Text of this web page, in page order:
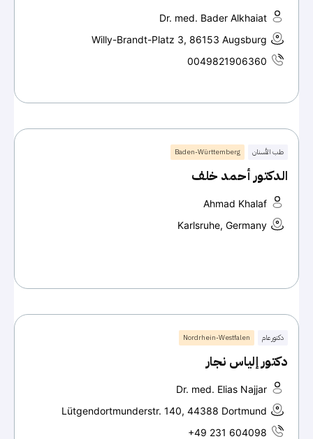
Dr. med. Bader Alkhaiat
Willy-Brandt-Platz 3, 86153 Augsburg
0049821906360
طب الأسنان Baden-Württemberg
الدكتور أحمد خلف
Ahmad Khalaf
Karlsruhe, Germany
دكتور عام Nordrhein-Westfalen
دكتور إلياس نجار
Dr. med. Elias Najjar
Lütgendortmunderstr. 140, 44388 Dortmund
+49 231 604098